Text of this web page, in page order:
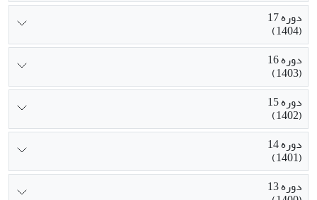
دوره 17
(1404)
دوره 16
(1403)
دوره 15
(1402)
دوره 14
(1401)
دوره 13